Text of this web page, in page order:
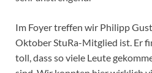
Im Foyer treffen wir Philipp
Oktober StuRa-Mitglied ist. Er
toll, dass so viele Leute